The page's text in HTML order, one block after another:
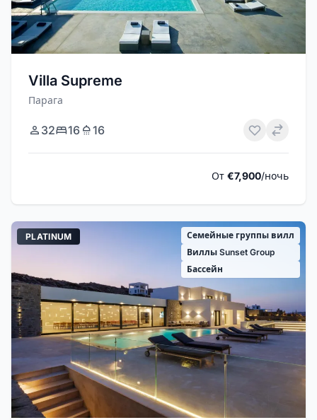
Villa Supreme
Парага
32 16 16
От €7,900/ночь
PLATINUM
Семейные группы вилл
Виллы Sunset Group
Бассейн